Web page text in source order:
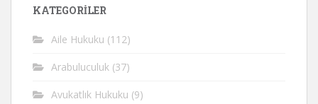
KATEGORİLER
Aile Hukuku (112)
Arabuluculuk (37)
Avukatlık Hukuku (9)